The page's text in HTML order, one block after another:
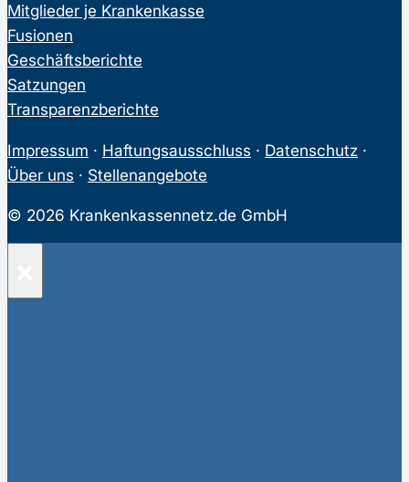
Mitglieder je Krankenkasse
Fusionen
Geschäftsberichte
Satzungen
Transparenzberichte
Impressum · Haftungsausschluss · Datenschutz ·
Über uns · Stellenangebote
© 2026 Krankenkassennetz.de GmbH